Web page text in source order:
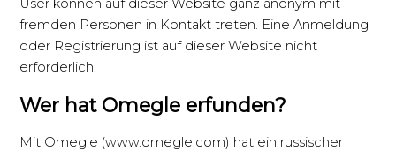
User können auf dieser Website ganz anonym mit
fremden Personen in Kontakt treten. Eine Anmeldung
oder Registrierung ist auf dieser Website nicht
erforderlich.
Wer hat Omegle erfunden?
Mit Omegle (www.omegle.com) hat ein russischer